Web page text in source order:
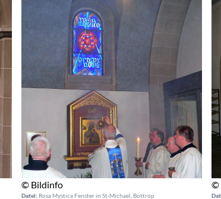
© Bildinfo
Datei: Rosa Mystica Fenster in St-Michael, Bottrop
©